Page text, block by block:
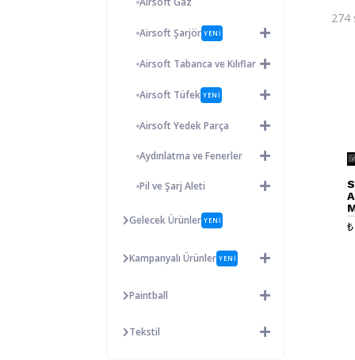
Airsoft Şarjör YENİ
Airsoft Tabanca ve Kılıflar
Airsoft Tüfek YENİ
Airsoft Yedek Parça
Aydınlatma ve Fenerler
Pil ve Şarj Aleti
Gelecek Ürünler YENİ
Kampanyalı Ürünler YENİ
Paintball
Tekstil
274
₺